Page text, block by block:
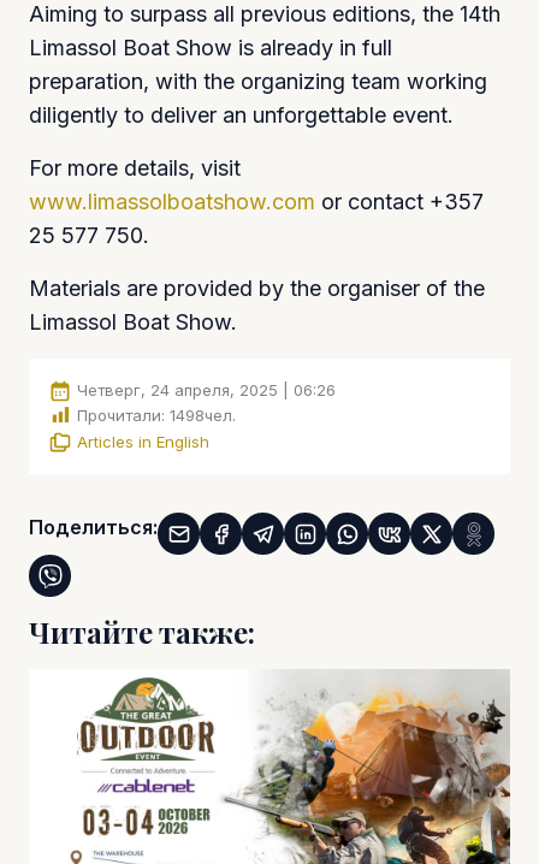
Aiming to surpass all previous editions, the 14th
Limassol Boat Show is already in full
preparation, with the organizing team working
diligently to deliver an unforgettable event.
For more details, visit
www.limassolboatshow.com or contact +357
25 577 750.
Materials are provided by the organiser of the
Limassol Boat Show.
Четверг, 24 апреля, 2025 | 06:26
Прочитали: 1498чел.
Articles in English
Поделиться:
Читайте также: